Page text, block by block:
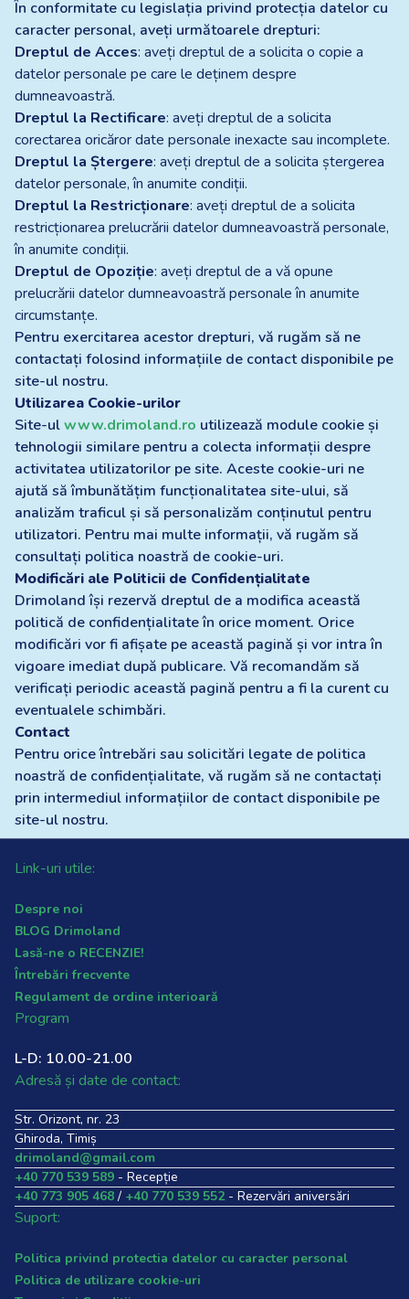
În conformitate cu legislația privind protecția datelor cu
caracter personal, aveți următoarele drepturi:
Dreptul de Acces: aveți dreptul de a solicita o copie a
datelor personale pe care le deținem despre
dumneavoastră.
Dreptul la Rectificare: aveți dreptul de a solicita
corectarea oricăror date personale inexacte sau incomplete.
Dreptul la Ștergere: aveți dreptul de a solicita ștergerea
datelor personale, în anumite condiții.
Dreptul la Restricționare: aveți dreptul de a solicita
restricționarea prelucrării datelor dumneavoastră personale,
în anumite condiții.
Dreptul de Opoziție: aveți dreptul de a vă opune
prelucrării datelor dumneavoastră personale în anumite
circumstanțe.
Pentru exercitarea acestor drepturi, vă rugăm să ne
contactați folosind informațiile de contact disponibile pe
site-ul nostru.
Utilizarea Cookie-urilor
Site-ulwww.drimoland.ro utilizează module cookie și
tehnologii similare pentru a colecta informații despre
activitatea utilizatorilor pe site. Aceste cookie-uri ne
ajută să îmbunătățim funcționalitatea site-ului, să
analizăm traficul și să personalizăm conținutul pentru
utilizatori. Pentru mai multe informații, vă rugăm să
consultați politica noastră de cookie-uri.
Modificări ale Politicii de Confidențialitate
Drimoland își rezervă dreptul de a modifica această
politică de confidențialitate în orice moment. Orice
modificări vor fi afișate pe această pagină și vor intra în
vigoare imediat după publicare. Vă recomandăm să
verificați periodic această pagină pentru a fi la curent cu
eventualele schimbări.
Contact
Pentru orice întrebări sau solicitări legate de politica
noastră de confidențialitate, vă rugăm să ne contactați
prin intermediul informațiilor de contact disponibile pe
site-ul nostru.
Link-uri utile:
Despre noi
BLOG Drimoland
Lasă-ne o RECENZIE!
Întrebări frecvente
Regulament de ordine interioară
Program
L-D: 10.00-21.00
Adresă și date de contact:
Str. Orizont, nr. 23
Ghiroda, Timiș
drimoland@gmail.com
+40 770 539 589 - Recepție
+40 773 905 468 / +40 770 539 552- Rezervări aniversări
Suport:
Politica privind protectia datelor cu caracter personal
Politica de utilizare cookie-uri